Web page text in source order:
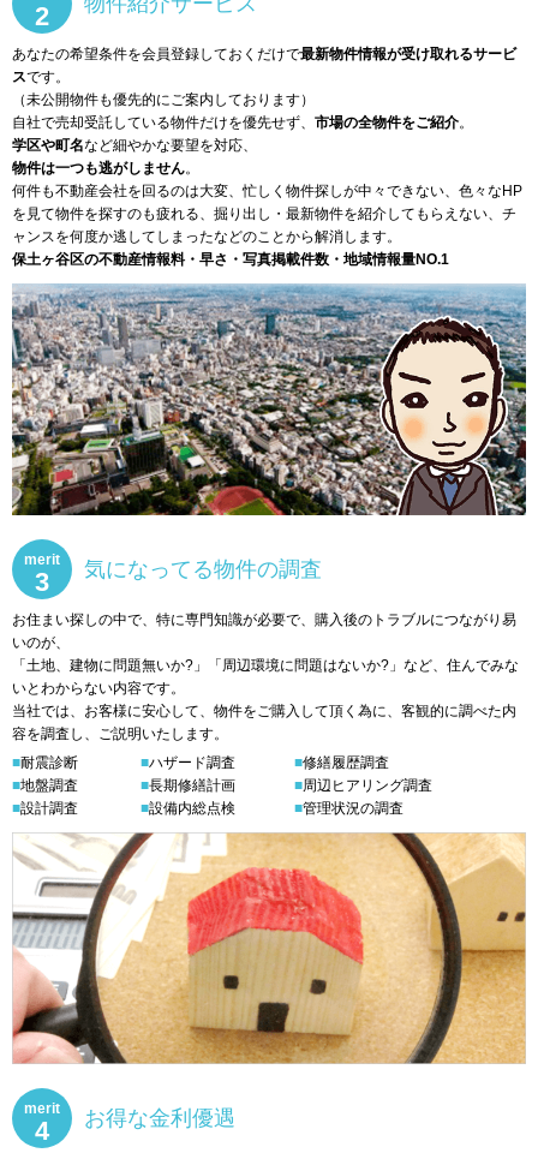
2
あなたの希望条件を会員登録しておくだけで最新物件情報が受け取れるサービ
スです。
（未公開物件も優先的にご案内しております）
自社で売却受託している物件だけを優先せず、 市場の全物件をご紹介。
学区や町名など細やかな要望を対応、
物件は一つも逃がしません。
何件も不動産会社を回るのは大変、忙しく物件探しが中々できない、色々なHP
を見て物件を探すのも疲れる、掘り出し・最新物件を紹介してもらえない、チ
ャンスを何度か逃してしまったなどのことから解消します。
保土ヶ谷区の不動産情報料・早さ・写真掲載件数・地域情報量NO.1
merit
3 気になってる物件の調査
お住まい探しの中で、特に専門知識が必要で、購入後のトラブルにつながり易
いのが、
「土地、建物に問題無いか?」「周辺環境に問題はないか?」など、住んでみな
いとわからない内容です。
当社では、お客様に安心して、物件をご購入して頂く為に、客観的に調べた内
容を調査し、ご説明いたします。
■耐震診断
■ハザード調査
■修繕履歴調査
■地盤調査
■長期修繕計画
■周辺ヒアリング調査
■設計調査
■設備内総点検 ■管理状況の調査
merit
4 お得な金利優遇